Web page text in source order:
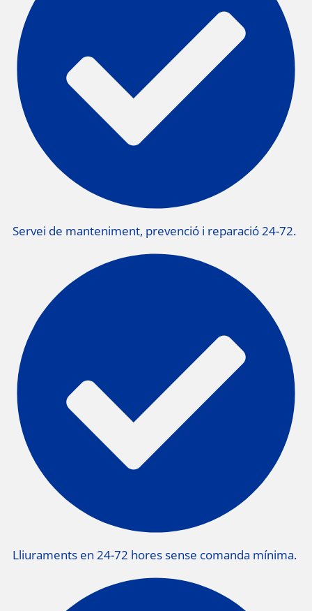
Servei de manteniment, prevenció i reparació 24-72.
Lliuraments en 24-72 hores sense comanda mínima.